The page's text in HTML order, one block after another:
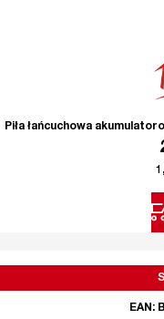
Piła łańcuchowa
EAN: